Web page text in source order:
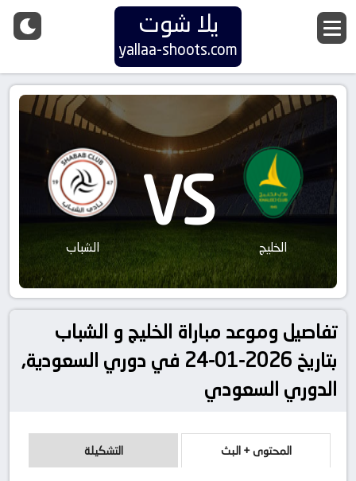
يلا شوت
yallaa-shoots.com
الخليج VS الشباب
تفاصيل وموعد مباراة الخليج و الشباب
بتاريخ 2026-01-24 في دوري السعودية,
الدوري السعودي
المحتوى + البث التشكيلة